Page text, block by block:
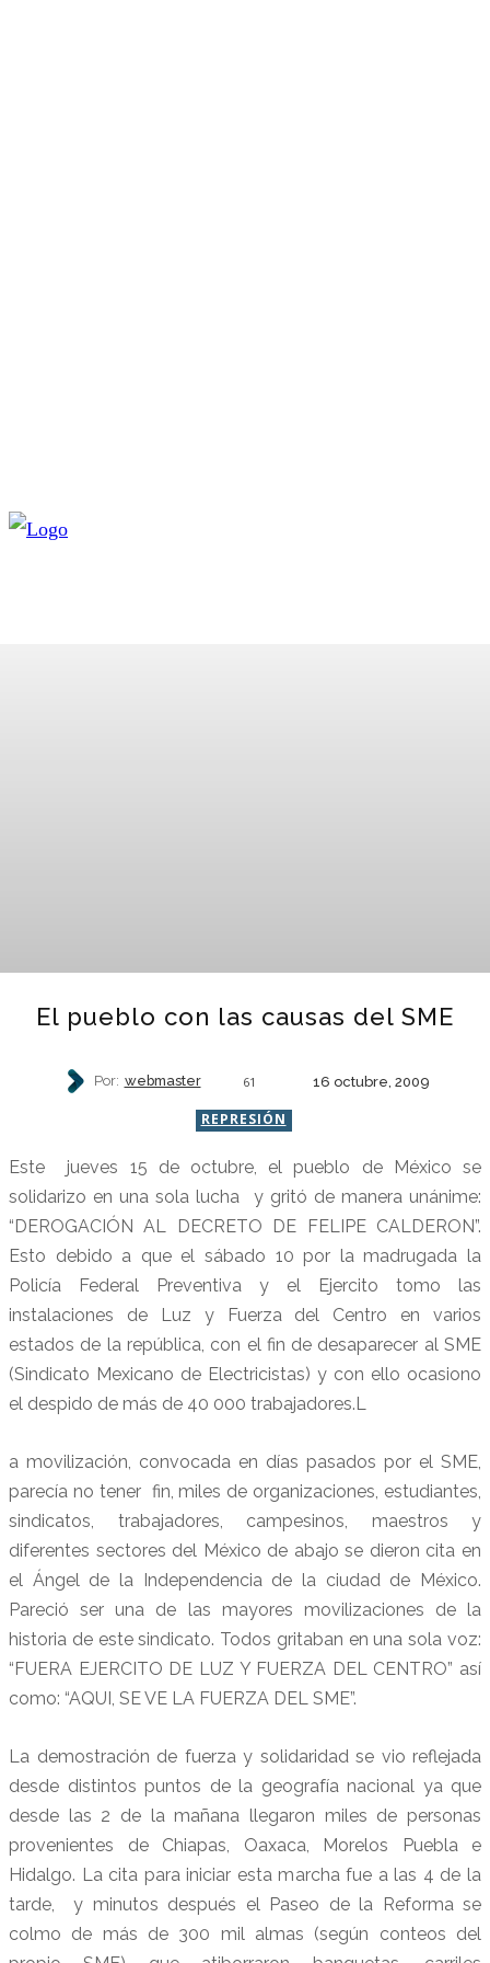
El pueblo con las causas del SME
Por: webmaster 61 16 octubre, 2009
REPRESIÓN
Este jueves 15 de octubre, el pueblo de México se
solidarizo en una sola lucha y gritó de manera unánime:
“DEROGACIÓN AL DECRETO DE FELIPE CALDERON”.
Esto debido a que el sábado 10 por la madrugada la
Policía Federal Preventiva y el Ejercito tomo las
instalaciones de Luz y Fuerza del Centro en varios
estados de la república, con el fin de desaparecer al SME
(Sindicato Mexicano de Electricistas) y con ello ocasiono
el despido de más de 40 000 trabajadores.L
a movilización, convocada en días pasados por el SME,
parecía no tener fin, miles de organizaciones, estudiantes,
sindicatos, trabajadores, campesinos, maestros y
diferentes sectores del México de abajo se dieron cita en
el Ángel de la Independencia de la ciudad de México.
Pareció ser una de las mayores movilizaciones de la
historia de este sindicato. Todos gritaban en una sola voz:
“FUERA EJERCITO DE LUZ Y FUERZA DEL CENTRO” así
como: “AQUI, SE VE LA FUERZA DEL SME”.
La demostración de fuerza y solidaridad se vio reflejada
desde distintos puntos de la geografía nacional ya que
desde las 2 de la mañana llegaron miles de personas
provenientes de Chiapas, Oaxaca, Morelos Puebla e
Hidalgo. La cita para iniciar esta marcha fue a las 4 de la
tarde, y minutos después el Paseo de la Reforma se
colmo de más de 300 mil almas (según conteos del